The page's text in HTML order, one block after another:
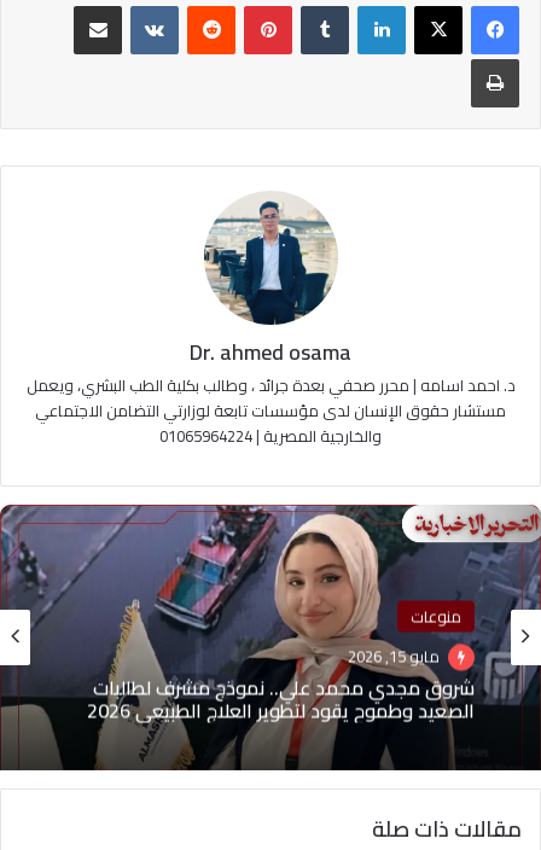
طباعة
Dr. ahmed osama
د. احمد اسامه | محرر صحفي بعدة جرائد ، وطالب بكلية الطب البشري، ويعمل
مستشار حقوق الإنسان لدى مؤسسات تابعة لوزارتي التضامن الاجتماعي
والخارجية المصرية | 01065964224
منوعات
مايو 15, 2026
شروق مجدي محمد علي.. نموذج مشرف لطالبات
الصعيد وطموح يقود لتطوير العلاج الطبيعي 2026
منوعات
مايو 1, 2026
(بدون عنوان)
مقالات ذات صلة